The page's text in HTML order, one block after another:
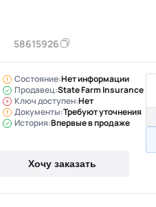
58615926
Состояние:Нет информации
Продавец:State Farm Insurance
Ключ доступен:Нет
Документы:Требуют уточнения
История:Впервые в продаже
Хочу заказать